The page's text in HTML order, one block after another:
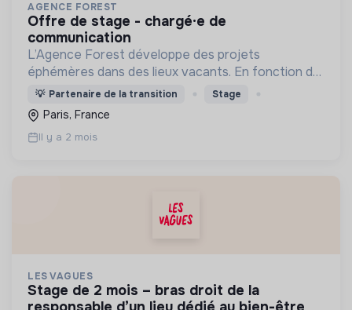
AGENCE FOREST
offre de stage - chargé·e de
communication
L’Agence Forest développe des projets
éphémères dans des lieux vacants. En fonction du
contexte, elle élabore des programmations
diversifiées : événementiel, activités à impact,
accueil du public...
💡 Partenaire de la transition Stage
Paris, France
Il y a 2 mois
LES VAGUES
stage de 2 mois – bras droit de la